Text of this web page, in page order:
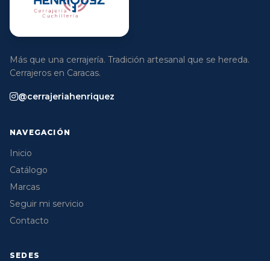
Más que una cerrajería. Tradición artesanal que se hereda.
Cerrajeros en Caracas.
@cerrajeriahenriquez
NAVEGACIÓN
Inicio
Catálogo
Marcas
Seguir mi servicio
Contacto
SEDES